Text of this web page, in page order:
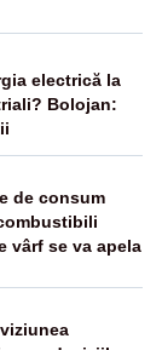
electrică la
Bolojan:
de consum
vârf se va apela